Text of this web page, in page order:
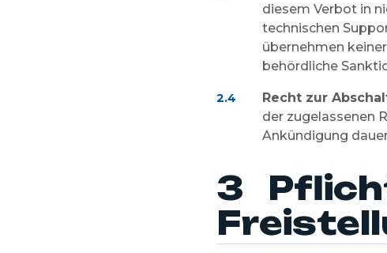
diesem Verbot in
technischen
übernehmen
behördliche
2.4 Recht zur
der zugelassenen
Ankündigung
3